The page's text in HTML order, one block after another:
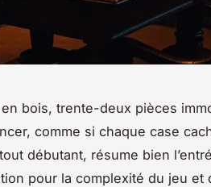
bois, trente-deux pièces
comme si chaque case
débutant, résume bien
pour la complexité du jeu et